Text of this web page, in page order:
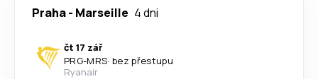
Praha- Marseille 4 dni
čt 17 zář
PRG-MRS· bez přestupu
Ryanair